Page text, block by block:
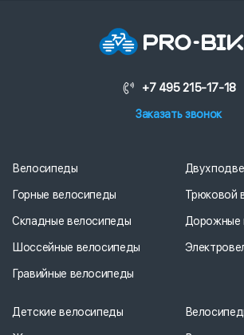
+7 495 215-17-18
Заказать звонок
Велосипеды
Горные велосипеды
Складные велосипеды
Шоссейные велосипеды
Гравийные велосипеды
Трюковой
Дорожные
Детские велосипеды